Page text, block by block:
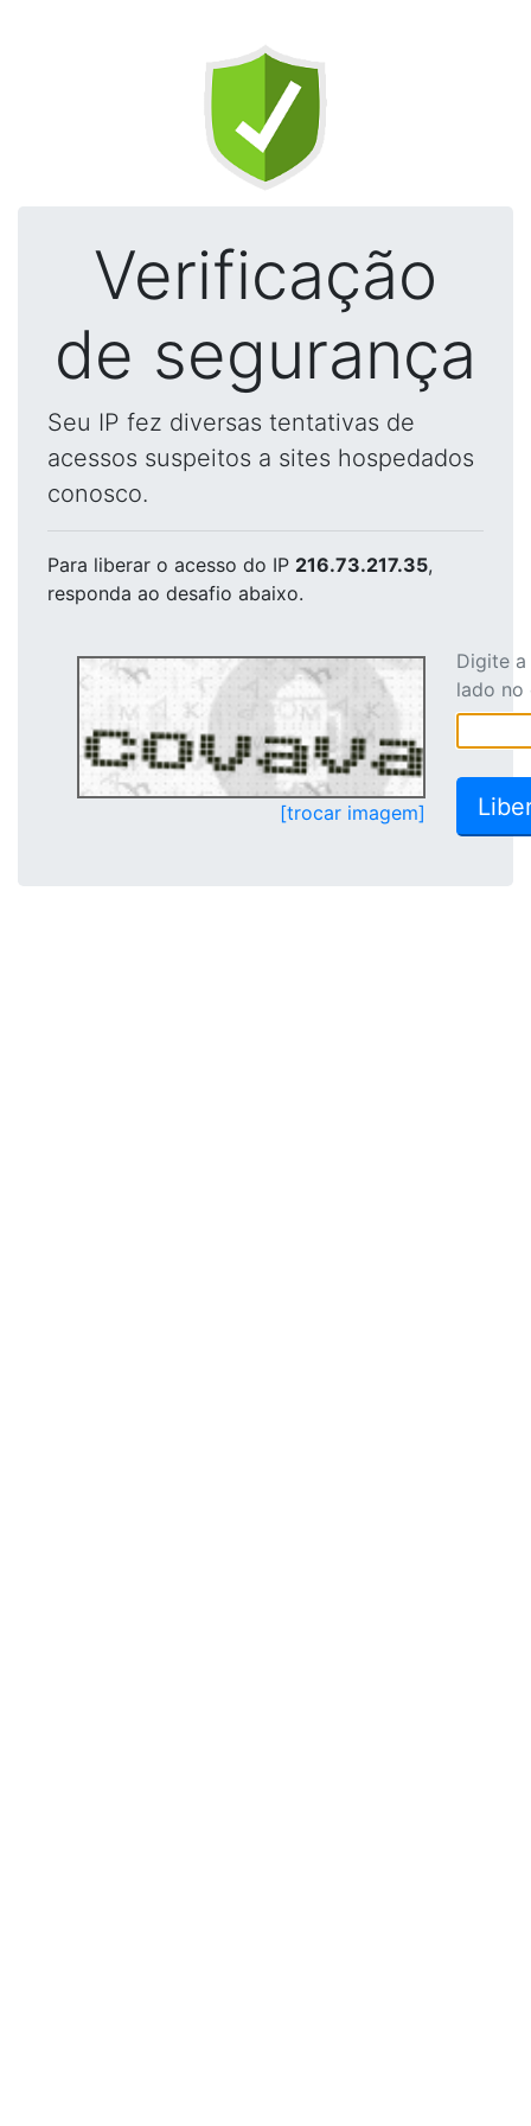
Verificação
de segurança
Seu IP fez diversas tentativas de
acessos suspeitos a sites hospedados
conosco.
Para liberar o acesso do IP 216.73.217.35,
responda ao desafio abaixo.
[trocar imagem]
Digite
lado no